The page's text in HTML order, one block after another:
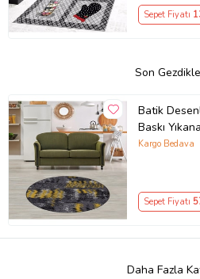
Sepet Fiyatı
Son
Batik
Baskı
Modern
Kargo Bedava
Sepet Fiyatı
Daha Fazla